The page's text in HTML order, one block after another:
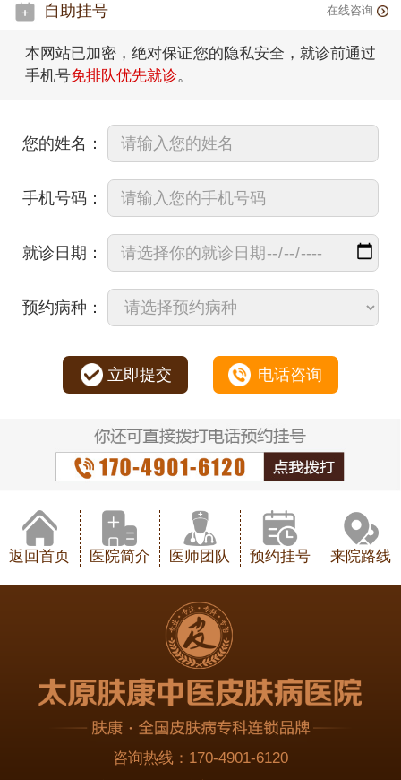
自助挂号 在线咨询
本网站已加密，绝对保证您的隐私安全，就诊前通过
手机号免排队优先就诊。
您的姓名：
手机号码：
就诊日期：
预约病种：
立即提交 电话咨询
返回首页 医院简介 医师团队 预约挂号 来院路线
咨询热线： 170-4901-6120